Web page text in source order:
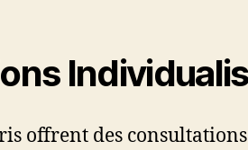
offrent des consultations